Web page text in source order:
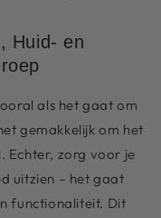
Huid- en
als het gaat om
gemakkelijk om het
Echter, zorg voor je
uitzien – het gaat
functionaliteit. Dit